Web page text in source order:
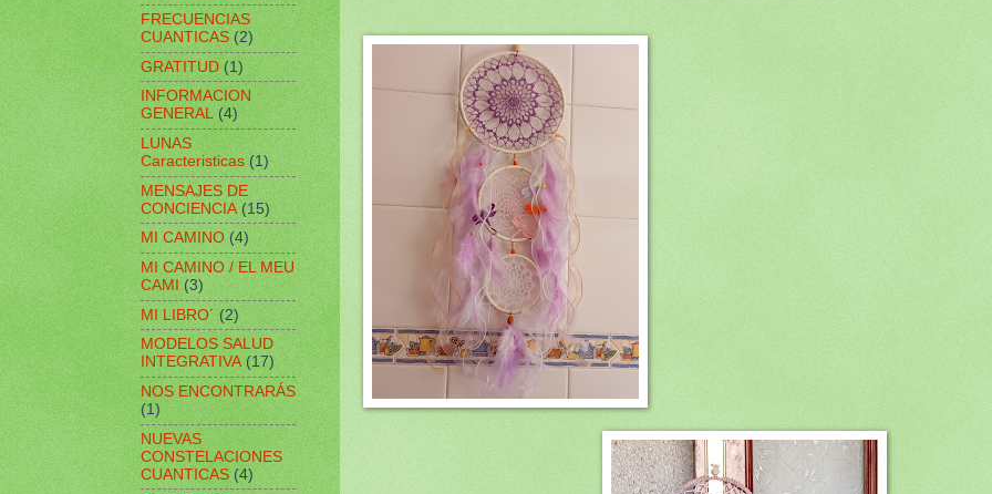
FRECUENCIAS
CUANTICAS (2)
GRATITUD (1)
INFORMACION
GENERAL (4)
LUNAS
Caracteristicas (1)
MENSAJES DE
CONCIENCIA (15)
MI CAMINO (4)
MI CAMINO / EL MEU
CAMI (3)
MI LIBRO´ (2)
MODELOS SALUD
INTEGRATIVA (17)
NOS ENCONTRARÁS
(1)
NUEVAS
CONSTELACIONES
CUANTICAS (4)